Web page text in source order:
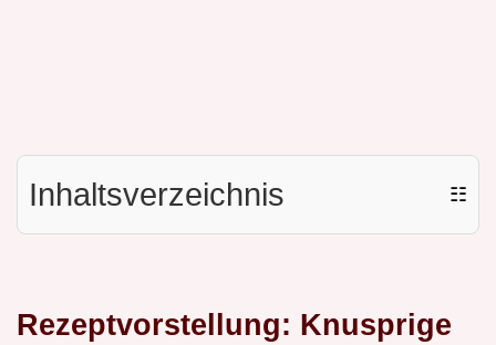
Inhaltsverzeichnis ☷
Rezeptvorstellung: Knusprige